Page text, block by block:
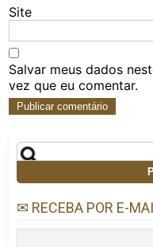
Site
Salvar meus dados
vez que eu comentar.
Pesquisar
por:
✉ RECEBA POR E-